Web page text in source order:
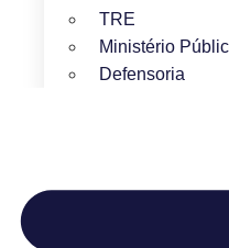
TRE
Ministério
Defensoria